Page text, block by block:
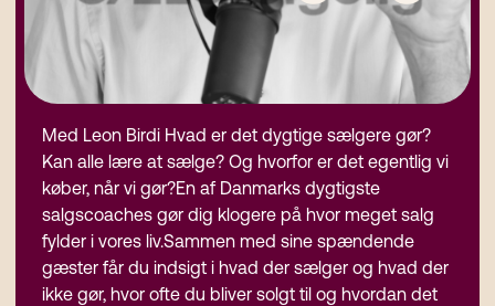
Med Leon Birdi Hvad er det dygtige sælgere gør?
Kan alle lære at sælge? Og hvorfor er det egentlig vi
køber, når vi gør?En af Danmarks dygtigste
salgscoaches gør dig klogere på hvor meget salg
fylder i vores liv.Sammen med sine spændende
gæster får du indsigt i hvad der sælger og hvad der
ikke gør, hvor ofte du bliver solgt til og hvordan det